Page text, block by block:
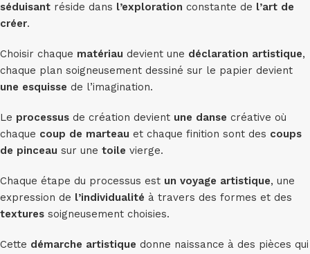
séduisant réside dans l’exploration constante de l’art de
créer.
Choisir chaque matériau devient une déclaration artistique,
chaque plan soigneusement dessiné sur le papier devient
une esquisse de l’imagination.
Le processus de création devient une danse créative où
chaque coup de marteau et chaque finition sont des coups
de pinceau sur une toile vierge.
Chaque étape du processus est un voyage artistique, une
expression de l’individualité à travers des formes et des
textures soigneusement choisies.
Cette démarche artistique donne naissance à des pièces qui